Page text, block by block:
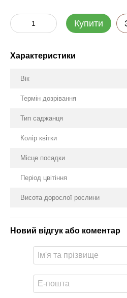
Купити
Характеристики
Вік
Термін дозрівання
Тип саджанця
Колір квітки
Місце посадки
Період цвітіння
Висота дорослої рослини
Новий відгук або коментар